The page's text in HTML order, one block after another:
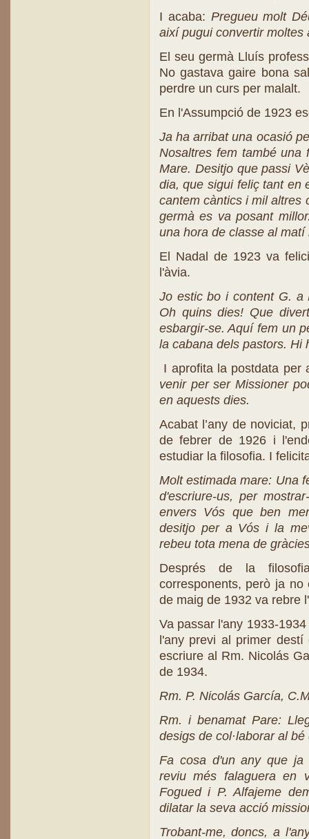
I acaba: Pregueu molt
així pugui convertir moltes
El seu germà Lluís
No gastava gaire bona
perdre un curs per malalt.
En l'Assumpció de 1923
Ja ha arribat una ocasió
Nosaltres fem també
Mare. Desitjo que passi
dia, que sigui feliç tant en
cantem càntics i mil altres
germà es va posant
una hora de classe al
El Nadal de 1923 va
l'àvia.
Jo estic bo i content G. a
Oh quins dies! Que
esbargir-se. Aquí fem un
la cabana dels pastors. Hi
I aprofita la postdata per
venir per ser Missioner
en aquests dies.
Acabat l’any de noviciat,
de febrer de 1926 i
estudiar la filosofia. I
Molt estimada mare: Una
d'escriure-us, per
envers Vós que ben
desitjo per a Vós i la
rebeu tota mena de
Després de la
corresponents, però ja
de maig de 1932 va rebre
Va passar l'any 1933-
l'any previ al primer
escriure al Rm. Nicolás
de 1934.
Rm. P. Nicolás García,
Rm. i benamat Pare:
desigs de col·laborar al
Fa cosa d'un any que ja
reviu més falaguera en
Fogued i P. Alfajeme
dilatar la seva acció
Trobant-me, doncs, a